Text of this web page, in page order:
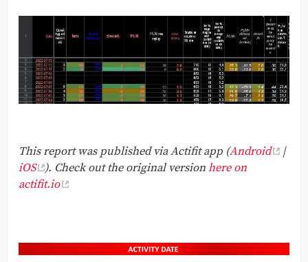
This report was published via Actifit app (Android
|
iOS
). Check out the original versionhere on
actifit.io